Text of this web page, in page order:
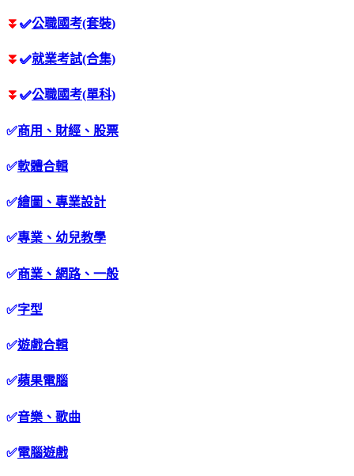
⏬ ✅公職國考(套裝)
⏬ ✅就業考試(合集)
⏬ ✅公職國考(單科)
✅商用、財經、股票
✅軟體合輯
✅繪圖、專業設計
✅專業、幼兒教學
✅商業、網路、一般
✅字型
✅遊戲合輯
✅蘋果電腦
✅音樂、歌曲
✅電腦遊戲